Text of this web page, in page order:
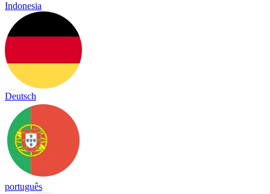
Indonesia
Deutsch
português